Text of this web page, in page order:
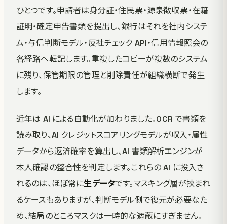
ひとつです。申請者は身分証・住民票・源泉徴収票・在籍
証明・確定申告書類を提出し、銀行はそれを社内システ
ム・与信判断モデル・反社チェック API・信用情報照会の
各経路へ転記します。重複したコピーが複数のシステム
に残り、保管期限の管理と削除責任が組織横断で発生
します。
近年は AI による自動化が加わりました。OCR で書類を
読み取り、AI クレジットスコアリングモデルが収入・属性
データから返済確率を算出し、AI 書類解析エンジンが
本人確認の整合性を判定します。これらの AI に投入さ
れるのは、ほぼ常に生データです。マスキング層が挟まれ
るケースもありますが、判断モデル側で復元が必要なた
め、結局のところマスクは一時的な遮蔽にすぎません。